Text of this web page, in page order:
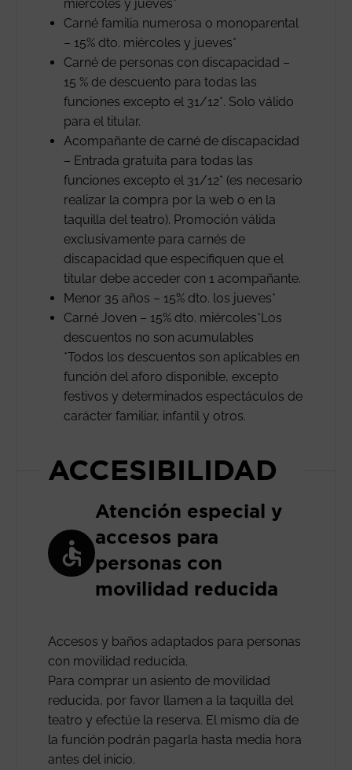
miércoles y jueves*
Carné familia numerosa o monoparental
– 15% dto. miércoles y jueves*
Carné de personas con discapacidad –
15 % de descuento para todas las
funciones excepto el 31/12*. Solo válido
para el titular.
Acompañante de carné de discapacidad
– Entrada gratuita para todas las
funciones excepto el 31/12* (es necesario
realizar la compra por la web o en la
taquilla del teatro). Promoción válida
exclusivamente para carnés de
discapacidad que especifiquen que el
titular debe acceder con 1 acompañante.
Menor 35 años – 15% dto. los jueves*
Carné Joven – 15% dto. miércoles*Los
descuentos no son acumulables
*Todos los descuentos son aplicables en
función del aforo disponible, excepto
festivos y determinados espectáculos de
carácter familiar, infantil y otros.
ACCESIBILIDAD
Atención especial y
accesos para
personas con
movilidad reducida
Accesos y baños adaptados para personas
con movilidad reducida.
Para comprar un asiento de movilidad
reducida, por favor llamen a la taquilla del
teatro y efectúe la reserva. El mismo día de
la función podrán pagarla hasta media hora
antes del inicio.